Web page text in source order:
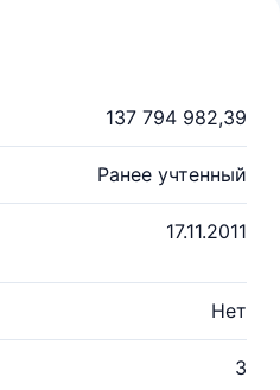
137 794 982,39
Ранее учтенный
17.11.2011
Нет
3